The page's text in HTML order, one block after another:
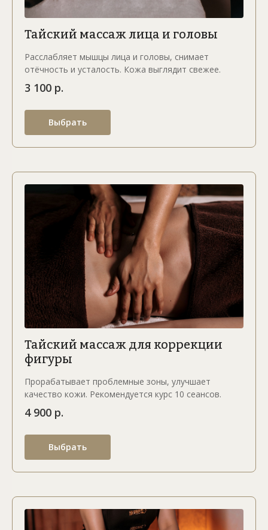
Тайский массаж лица и головы
Расслабляет мышцы лица и головы, снимает
отёчность и усталость. Кожа выглядит свежее.
3 100 р.
Выбрать
Тайский массаж для коррекции
фигуры
Прорабатывает проблемные зоны, улучшает
качество кожи. Рекомендуется курс 10 сеансов.
4 900 р.
Выбрать